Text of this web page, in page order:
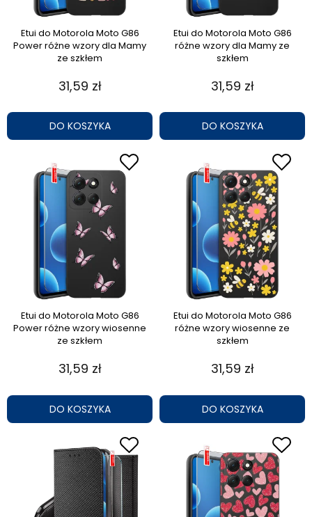
Etui do Motorola Moto G86
Power różne wzory dla Mamy
ze szkłem
31,59 zł
DO KOSZYKA
Etui do Motorola Moto G86
różne wzory dla Mamy ze
szkłem
31,59 zł
DO KOSZYKA
Etui do Motorola Moto G86
Power różne wzory wiosenne
ze szkłem
31,59 zł
DO KOSZYKA
Etui do Motorola Moto G86
różne wzory wiosenne ze
szkłem
31,59 zł
DO KOSZYKA